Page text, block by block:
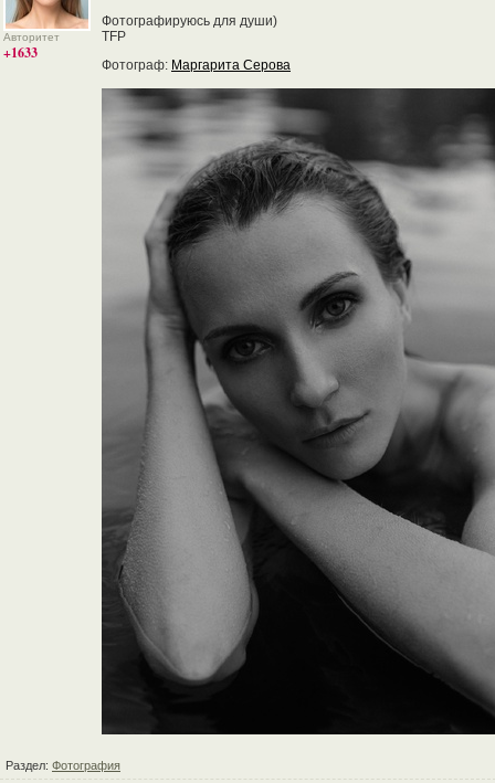
Авторитет
+1633
Фотографируюсь для души)
TFP
Фотограф: Маргарита Серова
Раздел: Фотография